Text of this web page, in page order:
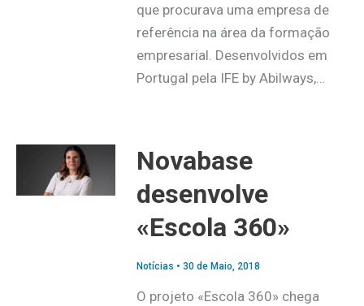
que procurava uma empresa de
referência na área da formação
empresarial. Desenvolvidos em
Portugal pela IFE by Abilways,…
Novabase
desenvolve
«Escola 360»
Notícias • 30 de Maio, 2018
O projeto «Escola 360» chega